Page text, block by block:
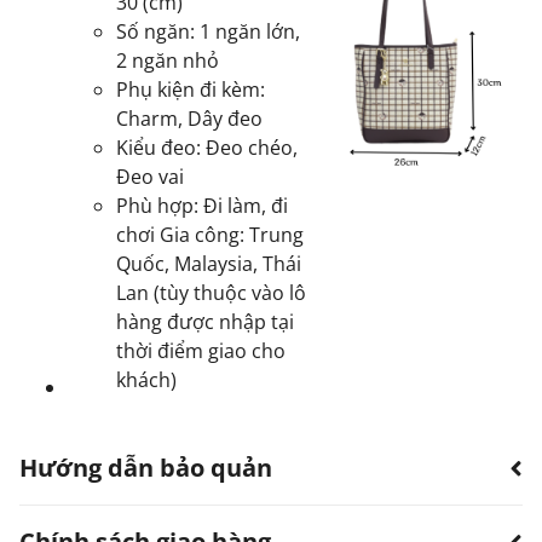
Số ngăn: 1 ngăn lớn,
2 ngăn nhỏ
Phụ kiện đi kèm:
Charm, Dây đeo
Kiểu đeo: Đeo chéo,
Đeo vai
Phù hợp: Đi làm, đi
chơi Gia công: Trung
Quốc, Malaysia, Thái
Lan (tùy thuộc vào lô
hàng được nhập tại
thời điểm giao cho
khách)
Hướng dẫn bảo quản